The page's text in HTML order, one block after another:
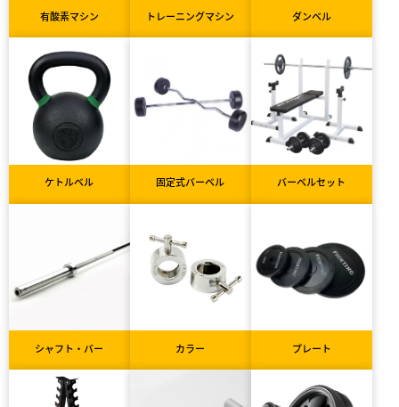
有酸素マシン トレーニングマシン ダンベル
ケトルベル 固定式バーベル バーベルセット
シャフト・バー カラー プレート